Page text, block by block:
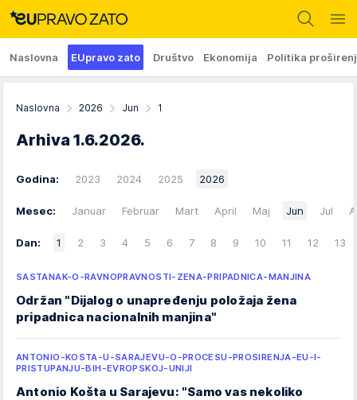
Naslovna EUpravo zato Društvo Ekonomija Politika
Naslovna 2026 Jun 1
Arhiva 1.6.2026.
Godina: 2023 2024 2025 2026
Mesec: Januar Februar Mart April Maj Jun Jul
Dan: 1 2 3 4 5 6 7 8 9 10 11 12 13
SASTANAK-O-RAVNOPRAVNOSTI-ZENA-PRIPADNICA-MANJINA
Održan "Dijalog o unapređenju položaja žena
pripadnica nacionalnih manjina"
ANTONIO-KOSTA-U-SARAJEVU-O-PROCESU-PROSIRENJA-EU-I-
PRISTUPANJU-BIH-EVROPSKOJ-UNIJI
Antonio Košta u Sarajevu: "Samo vas nekoliko